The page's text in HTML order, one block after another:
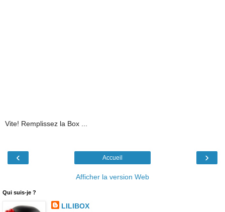
Vite! Remplissez la Box ...
‹ ›
Accueil
Afficher la version Web
Qui suis-je ?
LILIBOX